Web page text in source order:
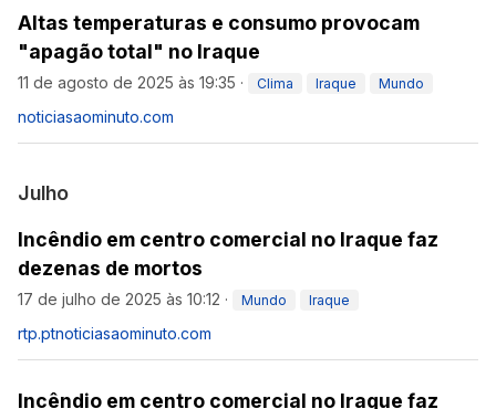
Altas temperaturas e consumo provocam
"apagão total" no Iraque
11 de agosto de 2025 às 19:35 · Clima Iraque Mundo
noticiasaominuto.com
Julho
Incêndio em centro comercial no Iraque faz
dezenas de mortos
17 de julho de 2025 às 10:12 · Mundo Iraque
rtp.ptnoticiasaominuto.com
Incêndio em centro comercial no Iraque faz